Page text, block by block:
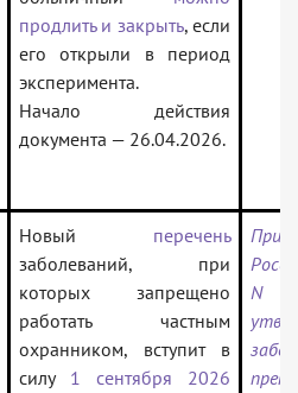
продлить и закрыть, если
его открыли в период
эксперимента.
Начало действия
документа — 26.04.2026.
Новый перечень
заболеваний, при
которых запрещено
работать частным
охранником, вступит в
силу 1 сентября 2026
N